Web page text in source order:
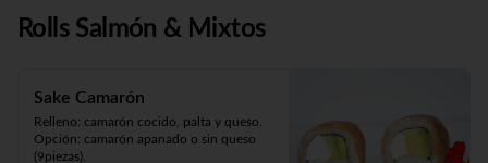
Rolls Salmón & Mixtos
Sake Camarón
Relleno: camarón cocido, palta y queso.
Opción: camarón apanado o sin queso
(9piezas).